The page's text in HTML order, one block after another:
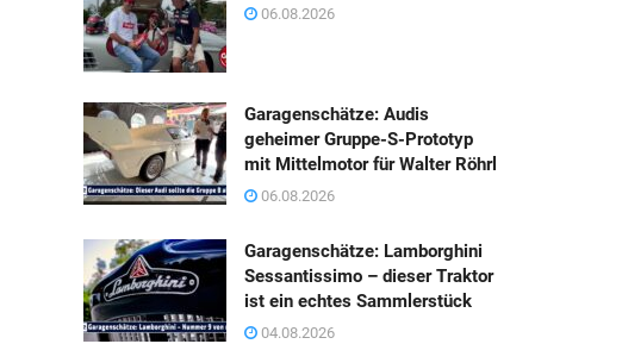
06.08.2026
Garagenschätze: Audis
geheimer Gruppe-S-Prototyp
mit Mittelmotor für Walter Röhrl
06.08.2026
Garagenschätze: Lamborghini
Sessantissimo – dieser Traktor
ist ein echtes Sammlerstück
04.08.2026